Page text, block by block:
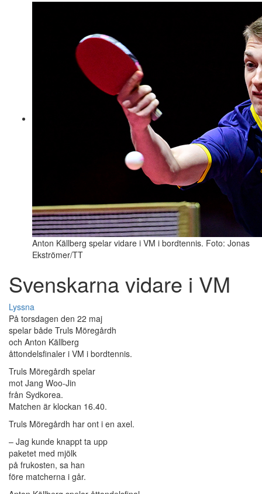
Anton Källberg spelar vidare i VM i bordtennis. Foto: Jonas
Ekströmer/TT
Svenskarna vidare i VM
Lyssna
På torsdagen den 22 maj
spelar både Truls Möregårdh
och Anton Källberg
åttondelsfinaler i VM i bordtennis.
Truls Möregårdh spelar
mot Jang Woo-Jin
från Sydkorea.
Matchen är klockan 16.40.
Truls Möregårdh har ont i en axel.
– Jag kunde knappt ta upp
paketet med mjölk
på frukosten, sa han
före matcherna i går.